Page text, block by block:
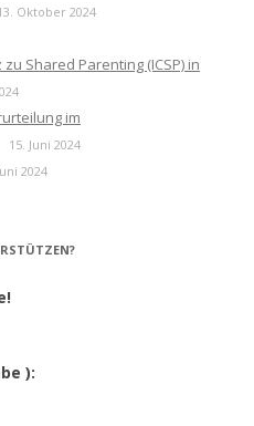
Oktober 2024
Shared Parenting (ICSP) in
im
15. Juni 2024
2024
):